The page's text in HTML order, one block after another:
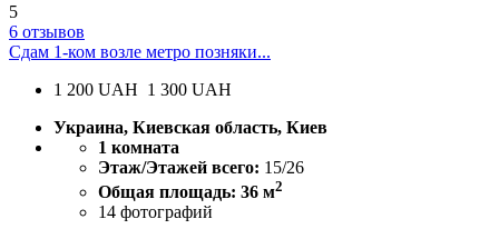
5
6 отзывов
Сдам 1-ком возле метро позняки...
1 200 UAH 1 300 UAH
Украина, Киевская область, Киев
1 комната
Этаж/Этажей всего: 15/26
Общая площадь: 36 м2
14 фотографий